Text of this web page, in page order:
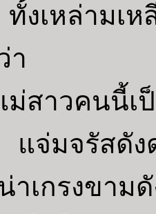
หล่ามเหสี
า
าวคนนี้เ
จ่มจรัสดัง
าเกรงขาม